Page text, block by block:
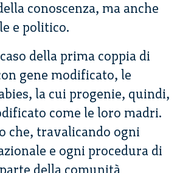
conoscenza, ma anche
e politico.
della prima coppia di
gene modificato, le
la cui progenie, quindi,
come le loro madri.
che, travalicando ogni
e ogni procedura di
della comunità